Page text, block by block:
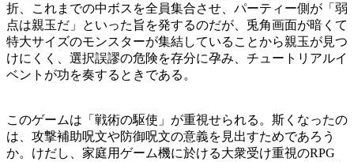
折、これまでの中ボスを全員集合させ、パーティー側が「弱
点は親玉だ」といった旨を発するのだが、兎角画面が暗くて
特大サイズのモンスターが集結していることから親玉が見つ
けにくく、選択誤謬の危険を存分に孕み、チュートリアルイ
ベントが功を奏するときである。
このゲームは「戦術の駆使」が重視せられる。斯くなったの
は、攻撃補助呪文や防御呪文の意義を見出すためであろう
か。けだし、家庭用ゲーム機に於ける大衆受け重視のRPG